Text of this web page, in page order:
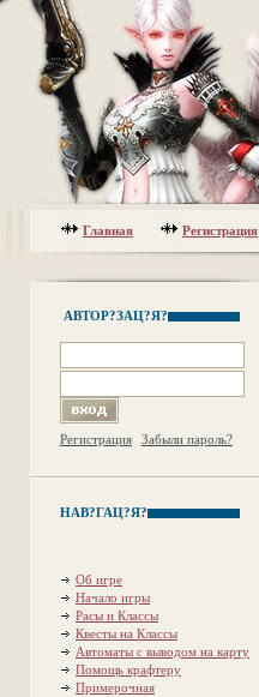
Главная Регистрация
АВТОР?ЗАЦ?Я?
Регистрация Забыли пароль?
НАВ?ГАЦ?Я?
Об игре
Начало игры
Расы и Классы
Квесты на Классы
Автоматы с выводом на карту
Помощь крафтеру
Примерочная